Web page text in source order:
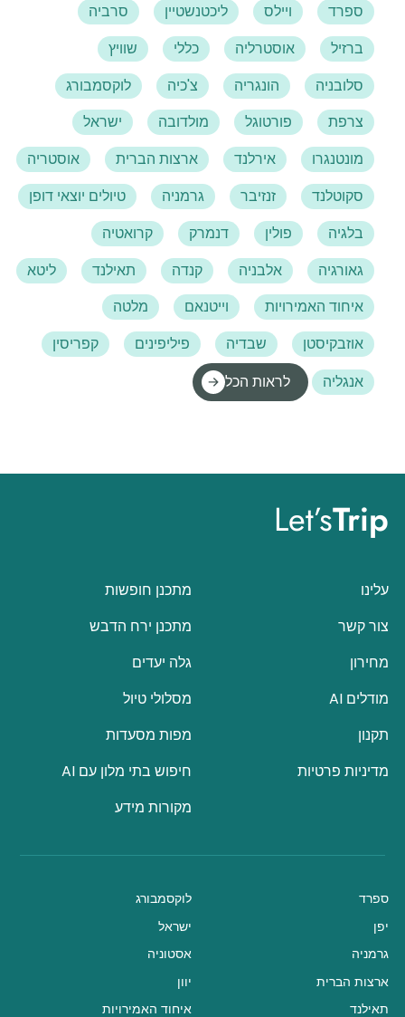
ספרד
ויילס ליכטנשטיין
סרביה
ברזיל
אוסטרליה כללי
שוויץ
סלובניה
הונגריה צ'כיה
לוקסמבורג
צרפת
פורטוגל מולדובה
ישראל
מונטנגרו
אירלנד ארצות הברית
אוסטריה
סקוטלנד
זנזיבר גרמניה
טיולים יוצאי דופן
בלגיה
פולין דנמרק
קרואטיה
גאורגיה
אלבניה קנדה תאילנד
ליטא
איחוד האמירויות
וייטנאם
מלטה
אוזבקיסטן
שבדיה פיליפינים
קפריסין
אנגליה
לראות הכל
Let’sTrip
עלינו
צור קשר
מחירון
מודלים AI
תקנון
מדיניות פרטיות
מתכנן חופשות
מתכנן ירח הדבש
גלה יעדים
מסלולי טיול
מפות מסעדות
חיפוש בתי מלון עם AI
מקורות מידע
ספרד
יפן
גרמניה
ארצות הברית
תאילנד
לוקסמבורג
ישראל
אסטוניה
יוון
איחוד האמירויות